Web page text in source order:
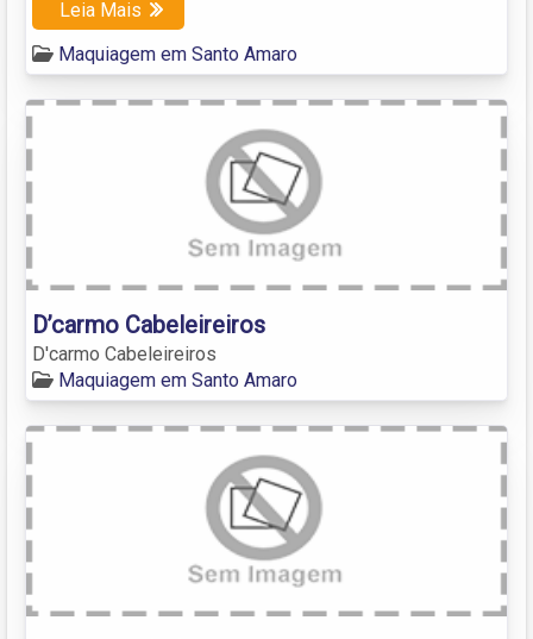
Leia Mais
Maquiagem em Santo Amaro
D’carmo Cabeleireiros
D'carmo Cabeleireiros
Maquiagem em Santo Amaro